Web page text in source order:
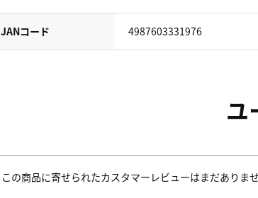
JANコード 4987603331976
ユ
この商品に寄せられたカスタマーレビューはまだありませ